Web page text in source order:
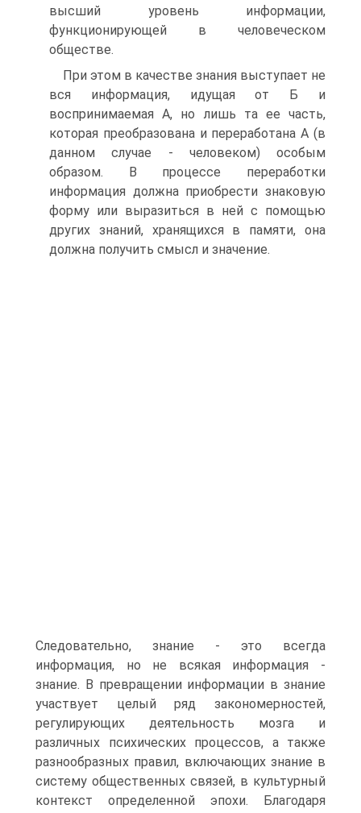
высший уровень информации,
функционирующей в человеческом
обществе.
При этом в качестве знания выступает не
вся информация, идущая от Б и
воспринимаемая А, но лишь та ее часть,
которая преобразована и переработана А (в
данном случае - человеком) особым
образом. В процессе переработки
информация должна приобрести знаковую
форму или выразиться в ней с помощью
других знаний, хранящихся в памяти, она
должна получить смысл и значение.
Следовательно, знание - это всегда
информация, но не всякая информация -
знание. В превращении информации в знание
участвует целый ряд закономерностей,
регулирующих деятельность мозга и
различных психических процессов, а также
разнообразных правил, включающих знание в
систему общественных связей, в культурный
контекст определенной эпохи. Благодаря